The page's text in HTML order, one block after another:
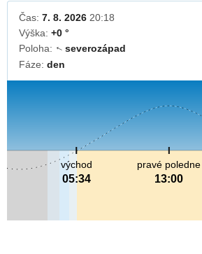
Čas: 7. 8. 2026 20:18
Výška: +0 °
Poloha: ↓severozápad
Fáze: den
pravé poledne
13:00
východ
05:34